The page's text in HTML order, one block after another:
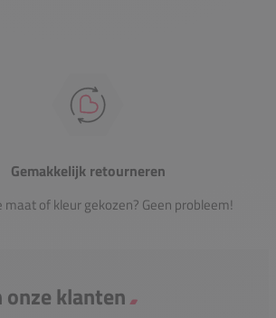
Gemakkelijk retourneren
maat of kleur gekozen? Geen probleem!
klanten